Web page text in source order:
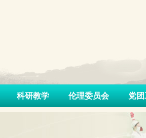
科研教学 伦理委员会 党